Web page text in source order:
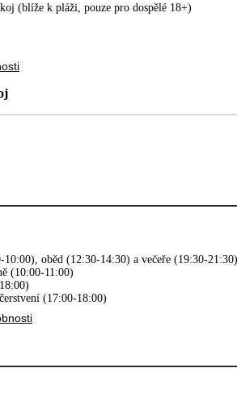
(blíže k pláži, pouze pro dospělé 18+)
10:00), oběd (12:30-14:30) a večeře (19:30-
(10:00-11:00)
(17:00-18:00)